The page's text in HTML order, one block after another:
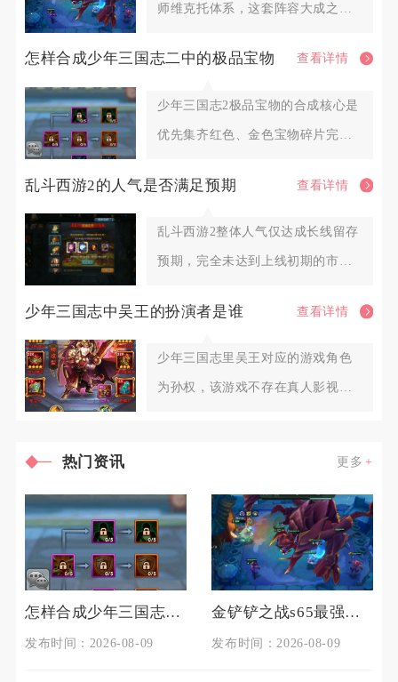
师维克托体系，这套阵容大成之后
怎样合成少年三国志二中的极品宝物 查看详情
少年三国志2极品宝物的合成核心是
优先集齐红色、金色宝物碎片完成
乱斗西游2的人气是否满足预期 查看详情
乱斗西游2整体人气仅达成长线留存
预期，完全未达到上线初期的市场
少年三国志中吴王的扮演者是谁 查看详情
少年三国志里吴王对应的游戏角色
为孙权，该游戏不存在真人影视扮
热门资讯 更多
怎样合成少年三国志二中的极品宝物
发布时间：2026-08-09
金铲铲之战s65最强阵容是什么
发布时间：2026-08-09